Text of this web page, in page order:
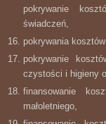
pokrywanie
świadczeń,
pokrywania
pokrywanie
czystości i higieny
finansowanie
małoletniego,